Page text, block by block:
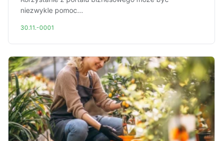
niezwykle pomoc...
30.11.-0001